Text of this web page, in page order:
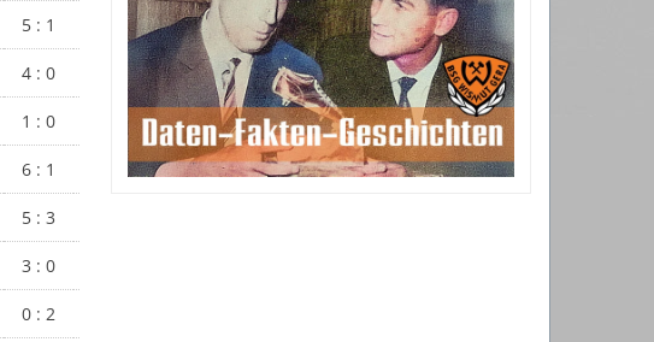
5 : 1
4 : 0
1 : 0
6 : 1
5 : 3
3 : 0
0 : 2